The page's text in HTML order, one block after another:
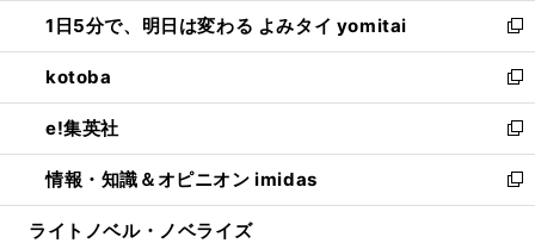
で
開
く
ド
ウ
で
開
く
ィ
ン
ド
ウ
で
開
く
し
い
ウ
ィ
ン
ド
ウ
で
開
1日5分で、明日は変わる よみタイ yomitai
新
し
い
ウ
ィ
ン
ド
ウ
kotoba
新
し
い
ウ
ィ
ン
e!集英社
新
し
い
ウ
情報・知識＆オピニオン imidas
新
し
ライトノベル・ノベライズ